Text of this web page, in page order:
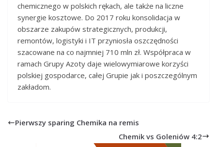
chemicznego w polskich rękach, ale także na liczne
synergie kosztowe. Do 2017 roku konsolidacja w
obszarze zakupów strategicznych, produkcji,
remontów, logistyki i IT przyniosła oszczędności
szacowane na co najmniej 710 mln zł. Współpraca w
ramach Grupy Azoty daje wielowymiarowe korzyści
polskiej gospodarce, całej Grupie jak i poszczególnym
zakładom.
Pierwszy sparing Chemika na remis
Chemik vs Goleniów 4:2